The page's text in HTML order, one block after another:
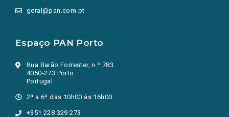
geral@pan.com.pt
Espaço PAN Porto
Rua Barão Forrester, n.º 783
4050-273 Porto
Portugal
2ª a 6ª das 10h00 às 16h00
+351 228 329 273